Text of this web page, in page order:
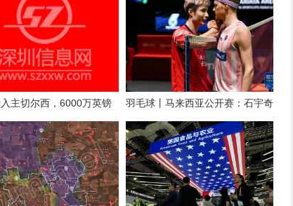
主切尔西，6000万英镑
雷利亚被曝“1000%”离
帅首考即至？
羽毛球丨马来西亚公开赛：石宇奇
晋级决赛